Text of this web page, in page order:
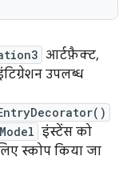
आर्टफ़ैक्ट,
उपलब्ध
इंस्टेंस को
स्कोप किया जा